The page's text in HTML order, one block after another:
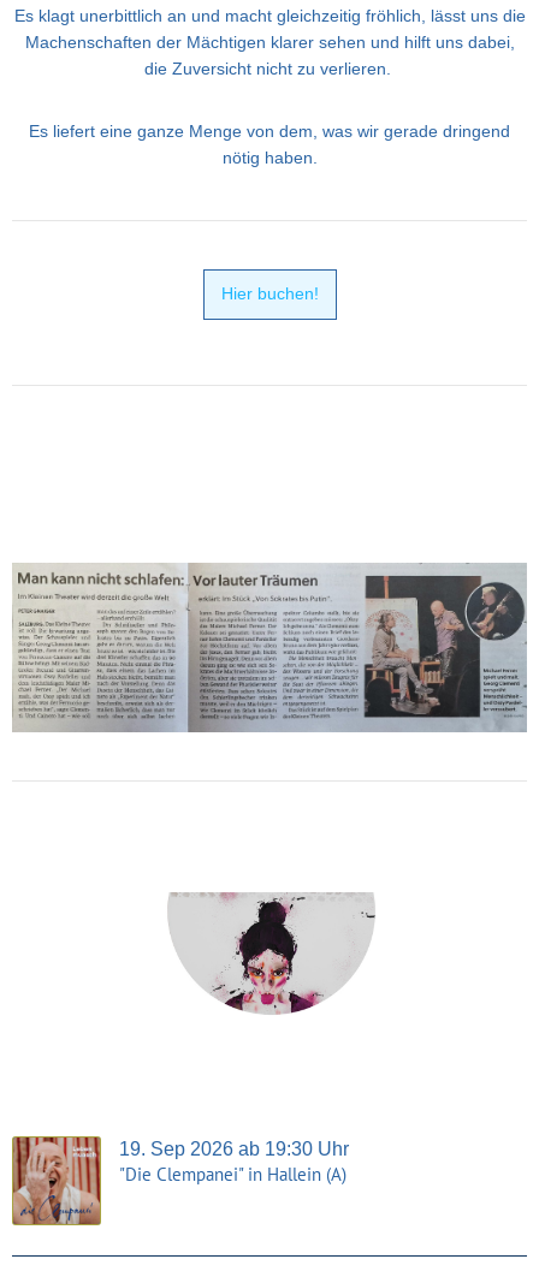
Es klagt unerbittlich an und macht gleichzeitig fröhlich, lässt uns die
Machenschaften der Mächtigen klarer sehen und hilft uns dabei,
die Zuversicht nicht zu verlieren.
Es liefert eine ganze Menge von dem, was wir gerade dringend
nötig haben.
Hier buchen!
19. Sep 2026 ab 19:30 Uhr
"Die Clempanei" in Hallein (A)